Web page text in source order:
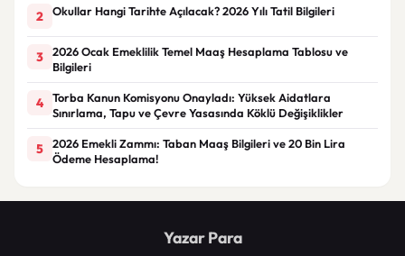
2 Okullar Hangi Tarihte Açılacak? 2026 Yılı Tatil Bilgileri
3
2026 Ocak Emeklilik Temel Maaş Hesaplama Tablosu ve
Bilgileri
4
Torba Kanun Komisyonu Onayladı: Yüksek Aidatlara
Sınırlama, Tapu ve Çevre Yasasında Köklü Değişiklikler
5
2026 Emekli Zammı: Taban Maaş Bilgileri ve 20 Bin Lira
Ödeme Hesaplama!
Yazar Para